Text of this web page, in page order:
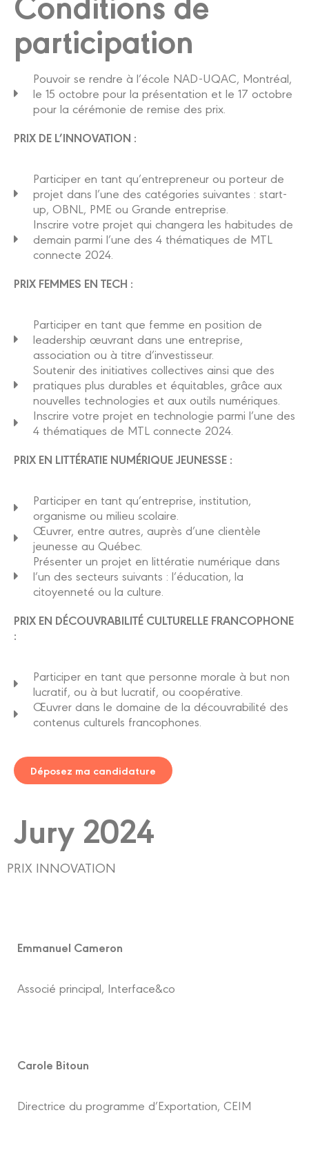
participation
Pouvoir se rendre à l’école NAD-UQAC, Montréal,
le 15 octobre pour la présentation et le 17 octobre
pour la cérémonie de remise des prix.
PRIX DE L’INNOVATION :
Participer en tant qu’entrepreneur ou porteur de
projet dans l’une des catégories suivantes : start-
up, OBNL, PME ou Grande entreprise.
Inscrire votre projet qui changera les habitudes de
demain parmi l’une des 4 thématiques de MTL
connecte 2024.
PRIX FEMMES EN TECH :
Participer en tant que femme en position de
leadership œuvrant dans une entreprise,
association ou à titre d’investisseur.
Soutenir des initiatives collectives ainsi que des
pratiques plus durables et équitables, grâce aux
nouvelles technologies et aux outils numériques.
Inscrire votre projet en technologie parmi l’une des
4 thématiques de MTL connecte 2024.
PRIX EN LITTÉRATIE NUMÉRIQUE JEUNESSE :
Participer en tant qu’entreprise, institution,
organisme ou milieu scolaire.
Œuvrer, entre autres, auprès d’une clientèle
jeunesse au Québec.
Présenter un projet en littératie numérique dans
l’un des secteurs suivants : l’éducation, la
citoyenneté ou la culture.
PRIX EN DÉCOUVRABILITÉ CULTURELLE FRANCOPHONE
:
Participer en tant que personne morale à but non
lucratif, ou à but lucratif, ou coopérative.
Œuvrer dans le domaine de la découvrabilité des
contenus culturels francophones.
Déposez ma candidature
Jury 2024
PRIX INNOVATION
Emmanuel Cameron
Associé principal, Interface&co
Carole Bitoun
Directrice du programme d’Exportation, CEIM